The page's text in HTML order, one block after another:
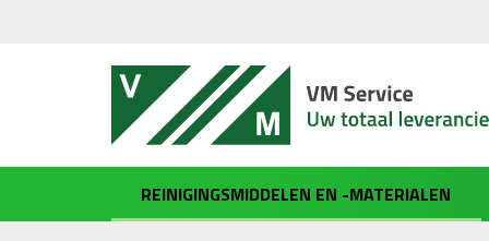
REINIGINGSMIDDELEN EN -MATERIALEN